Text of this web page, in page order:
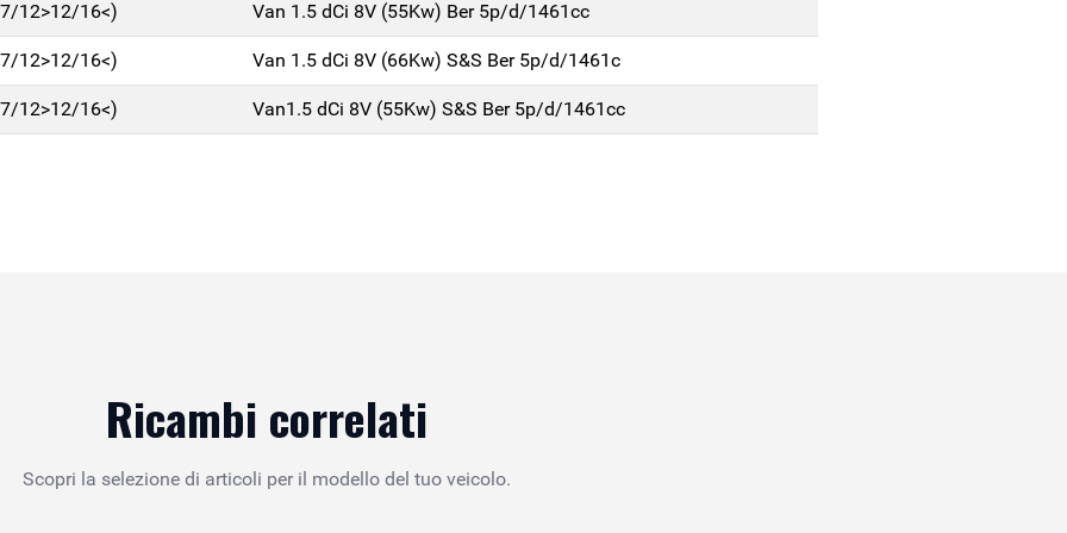
12>12/16<) Van 1.5 dCi 8V (55Kw) Ber 5p/d/1461cc
12>12/16<) Van 1.5 dCi 8V (66Kw) S&S Ber 5p/d/1461c
12>12/16<) Van1.5 dCi 8V (55Kw) S&S Ber 5p/d/1461cc
Ricambi correlati
Scopri la selezione di articoli per il modello del tuo veicolo.